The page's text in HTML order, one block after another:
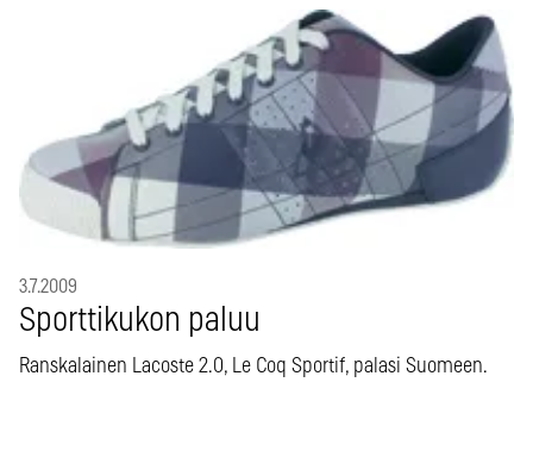
3.7.2009
Sporttikukon paluu
Ranskalainen Lacoste 2.0, Le Coq Sportif, palasi Suomeen.